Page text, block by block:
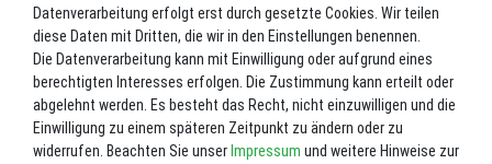
Lieferzeit ca. 2-3 Werktage.
In den Warenkorb
Wunschliste
Datenverarbeitung erfolgt erst durch gesetzte Cookies. Wir teilen
diese Daten mit Dritten, die wir in den Einstellungen benennen.
Die Datenverarbeitung kann mit Einwilligung oder aufgrund eines
berechtigten Interesses erfolgen. Die Zustimmung kann erteilt oder
abgelehnt werden. Es besteht das Recht, nicht einzuwilligen und die
Einwilligung zu einem späteren Zeitpunkt zu ändern oder zu
widerrufen. Beachten Sie unser Impressum und weitere Hinweise zur